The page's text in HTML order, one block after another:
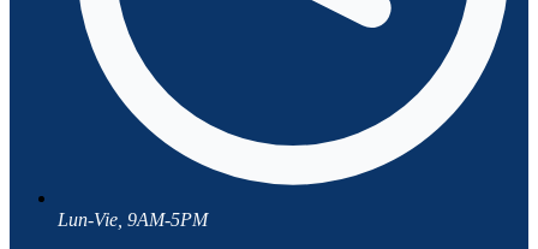
Lun-Vie, 9AM-5PM